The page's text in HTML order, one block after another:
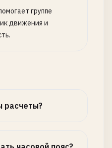
группе
движения и
расчеты?